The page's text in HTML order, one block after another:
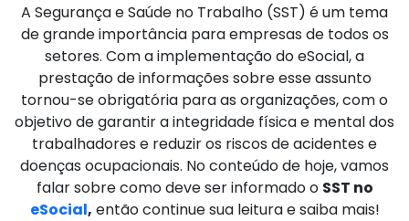
A Segurança e Saúde no Trabalho (SST) é um tema
de grande importância para empresas de todos os
setores. Com a implementação do eSocial, a
prestação de informações sobre esse assunto
tornou-se obrigatória para as organizações, com o
objetivo de garantir a integridade física e mental dos
trabalhadores e reduzir os riscos de acidentes e
doenças ocupacionais. No conteúdo de hoje, vamos
falar sobre como deve ser informado o SST no
eSocial, então continue sua leitura e saiba mais!